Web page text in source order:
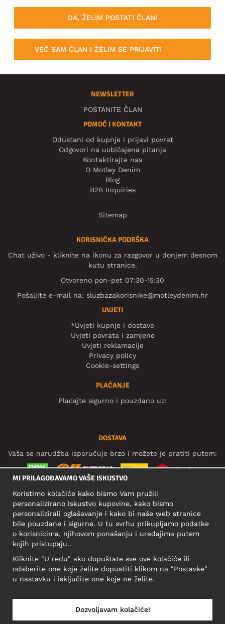
DA, ŽELIM POSTATI ČLAN!
VEĆ SAM ČLAN I ŽELIM SE PRIJAVITI
NEWSLETTER
POSTANITE ČLAN
POMOĆ I KONTAKT
Odustani od kupnje i prijavi povrat
Odgovori na uobičajena pitanja
Kontaktirajte nas
O Motley Denim
Blog
B2B Inquiries
Sitemap
KORISNIČKA PODRŠKA
Chat uživo - kliknite na ikonu za razgovor u donjem desnom
kutu stranice.
Otvoreno pon-pet 07:30-15:30
Pošaljite e-mail na: sluzbazakorisnike@motleydenim.hr
UVJETI
*Uvjeti kupnje i dostave
Uvjeti povrata i zamjene
Uvjeti reklamacije
Privacy policy
Cookie-settings
PLAĆANJE
Plaćajte sigurno i pouzdano uz:
DOSTAVA
Vaša se narudžba isporučuje brzo i možete je pratiti putem:
DRUŠTVENE MREŽE
POSLOVNA ADRESA
Narva mnt 5, EE-10117 Tallinn
Reg: 12356245
MI PRILAGOĐAVAMO VAŠE ISKUSTVO
Koristimo kolačiće kako bismo Vam pružili
personalizirano iskustvo kupovine, kako bismo
personalizirali oglašavanje i kako bi naše web stranice
bile pouzdane i sigurne. U tu svrhu prikupljamo podatke
o korisnicima, njihovom ponašanju i uređajima putem
kojih pristupaju..
Kliknite "U redu" ako dopuštate sve ove kolačiće ili
odaberite one koje želite dopustiti klikom na "Postavke"
u nastavku i isključite one koje ne želite.
Dozvoljavam kolačiće!